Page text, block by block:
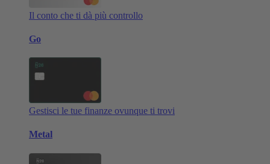
Il conto che ti dà più controllo
Go
Gestisci le tue finanze ovunque ti trovi
Metal